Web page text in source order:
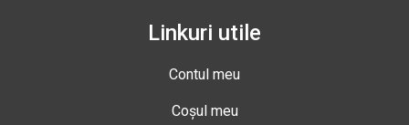
Linkuri utile
Contul meu
Coșul meu